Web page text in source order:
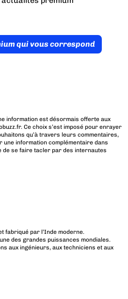
qui vous correspond
information est désormais offerte aux
Ce choix s’est imposé pour enrayer
qu’à travers leurs commentaires,
information complémentaire dans
de se faire tacler par des internautes
fabriqué par l’Inde moderne.
des grandes puissances mondiales.
aux ingénieurs, aux techniciens et aux